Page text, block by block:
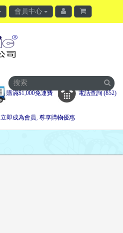
會員中心
購滿$1,000免運費 電話查詢 (852)
立即成為會員, 尊享購物優惠